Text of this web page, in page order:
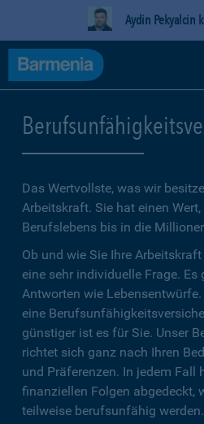
Aydin Pekyalcin
Das Wertvollste, was wir
Arbeitskraft. Sie hat einen
Berufslebens bis in die
Ob und wie Sie Ihre
eine sehr individuelle Frage.
Antworten wie
eine
günstiger ist es für Sie. Unser
richtet sich ganz nach Ihren
und Präferenzen. In jedem Fall
finanziellen Folgen abgedeckt,
teilweise berufsunfähig werden.